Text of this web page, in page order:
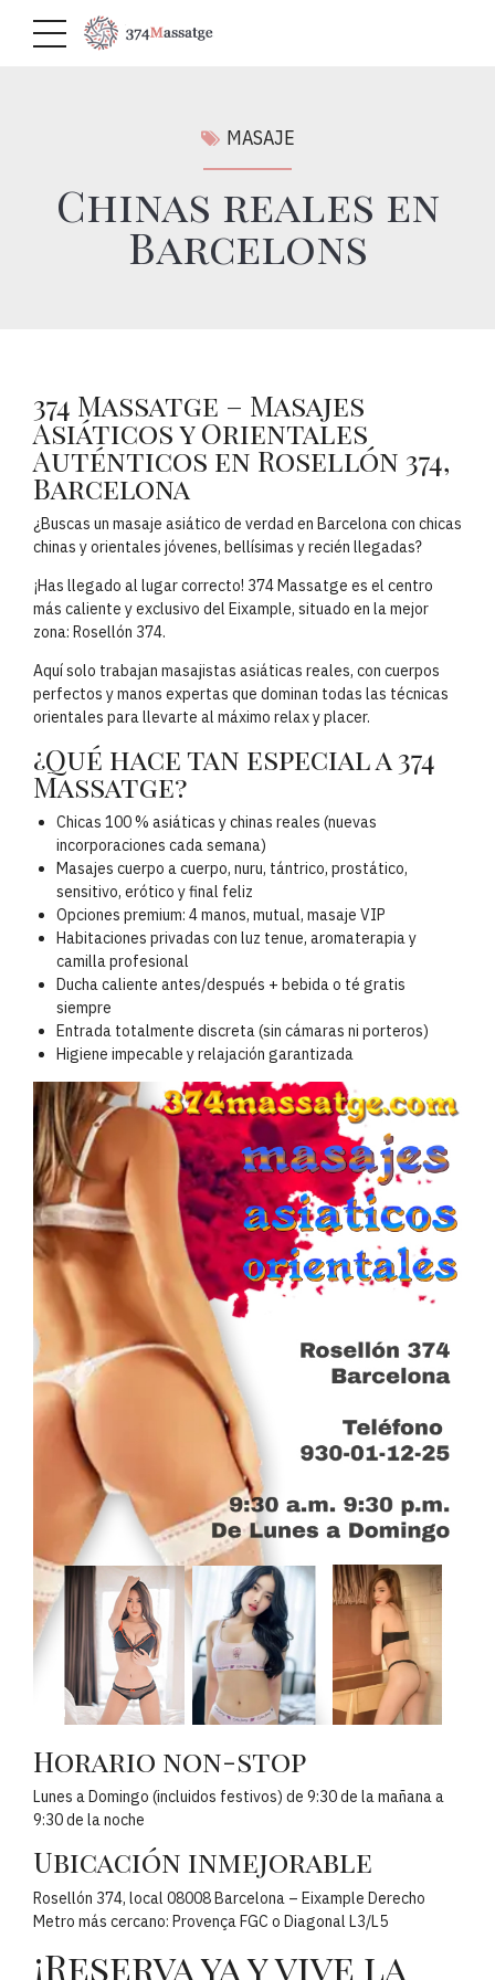
MASAJE
Chinas reales en
Barcelons
374 Massatge – Masajes
Asiáticos y Orientales
Auténticos en Rosellón 374,
Barcelona
¿Buscas un masaje asiático de verdad en Barcelona con chicas
chinas y orientales jóvenes, bellísimas y recién llegadas?
¡Has llegado al lugar correcto! 374 Massatge es el centro
más caliente y exclusivo del Eixample, situado en la mejor
zona: Rosellón 374.
Aquí solo trabajan masajistas asiáticas reales, con cuerpos
perfectos y manos expertas que dominan todas las técnicas
orientales para llevarte al máximo relax y placer.
¿Qué hace tan especial a 374
Massatge?
Chicas 100 % asiáticas y chinas reales (nuevas
incorporaciones cada semana)
Masajes cuerpo a cuerpo, nuru, tántrico, prostático,
sensitivo, erótico y final feliz
Opciones premium: 4 manos, mutual, masaje VIP
Habitaciones privadas con luz tenue, aromaterapia y
camilla profesional
Ducha caliente antes/después + bebida o té gratis
siempre
Entrada totalmente discreta (sin cámaras ni porteros)
Higiene impecable y relajación garantizada
Horario non-stop
Lunes a Domingo (incluidos festivos) de 9:30 de la mañana a
9:30 de la noche
Ubicación inmejorable
Rosellón 374, local 08008 Barcelona – Eixample Derecho
Metro más cercano: Provença FGC o Diagonal L3/L5
¡Reserva ya y vive la